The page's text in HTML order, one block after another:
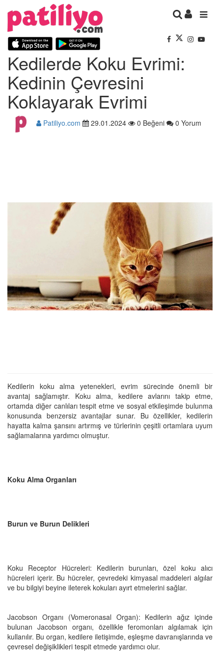
Kedilerde Koku Evrimi:
Kedinin Çevresini
Koklayarak Evrimi
Patiliyo.com 29.01.2024 0 Beğeni 0 Yorum
Kedilerin koku alma yetenekleri, evrim sürecinde önemli bir
avantaj sağlamıştır. Koku alma, kedilere avlarını takip etme,
ortamda diğer canlıları tespit etme ve sosyal etkileşimde bulunma
konusunda benzersiz avantajlar sunar. Bu özellikler, kedilerin
hayatta kalma şansını artırmış ve türlerinin çeşitli ortamlara uyum
sağlamalarına yardımcı olmuştur.
Koku Alma Organları
Burun ve Burun Delikleri
Koku Receptor Hücreleri: Kedilerin burunları, özel koku alıcı
hücreleri içerir. Bu hücreler, çevredeki kimyasal maddeleri algılar
ve bu bilgiyi beyine ileterek kokuları ayırt etmelerini sağlar.
Jacobson Organı (Vomeronasal Organ): Kedilerin ağız içinde
bulunan Jacobson organı, özellikle feromonları algılamak için
kullanılır. Bu organ, kedilere iletişimde, eşleşme davranışlarında ve
çevresel değişiklikleri tespit etmede yardımcı olur.